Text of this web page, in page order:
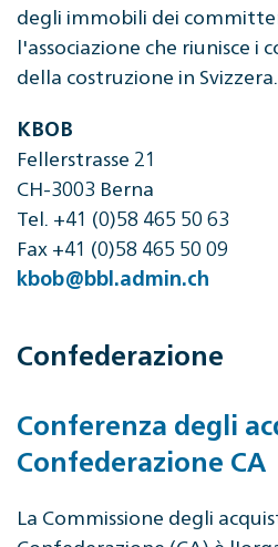
degli immobili dei
l'associazione che riunisce
della costruzione in Svizzera.
KBOB
Fellerstrasse 21
CH-3003 Berna
Tel. +41 (0)58 465 50 63
Fax +41 (0)58 465 50 09
kbob@bbl.admin.ch
Confederazione
Conferenza degli
Confederazione CA
La Commissione degli